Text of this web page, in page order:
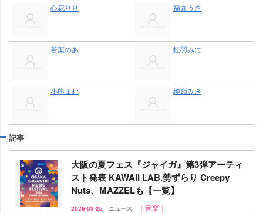
心花りり 福丸うさ
若葉のあ 虹羽みに
小熊まむ 純嶺みき
記事
大阪の夏フェス『ジャイガ』第3弾アーティ
スト発表 KAWAII LAB.勢ずらり Creepy
Nuts、MAZZELも【一覧】
2026-03-25 ニュース ｜音楽｜